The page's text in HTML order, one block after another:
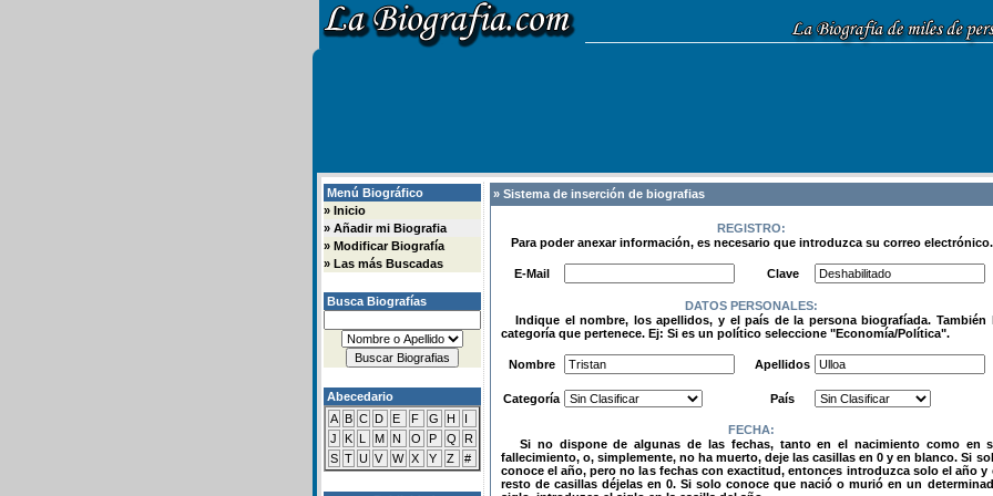
Menú Biográfico
» Inicio
» Añadir mi Biografia
» Modificar Biografía
» Las más Buscadas
Busca Biografías
Abecedario
A B C D E F G H
I
J
K L M N O P Q
R
S T U V W X Y Z #
» Sistema de inserción de biografias
REGISTRO:
Para poder anexar información, es necesario que introduzca su correo electrónico.
E-Mail
Clave
DATOS PERSONALES:
Indique el nombre, los apellidos, y el país de la persona biografíada. También
categoría que pertenece. Ej: Si es un político seleccione "Economía/Política".
Nombre
Apellidos
Categoría País
FECHA:
Si no dispone de algunas de las fechas, tanto en el nacimiento como en
fallecimiento, o, simplemente, no ha muerto, deje las casillas en 0 y en blanco. Si
conoce el año, pero no las fechas con exactitud, entonces introduzca solo el año y
resto de casillas déjelas en 0. Si solo conoce que nació o murió en un